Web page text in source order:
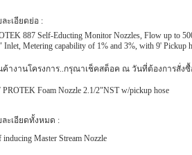
ละเอียดย่อ :
887 Self-Educting Monitor Nozzles, Flow up to
Inlet, Metering capability of 1% and 3%, with 9' Pickup
ค้างานโครงการ..กรุณาเช็คสต็อค ณ วันที่ต้องการสั่งซื้
PROTEK Foam Nozzle 2.1/2"NST w/pickup hose
ละเอียดทั้งหมด :
inducing Master Stream Nozzle